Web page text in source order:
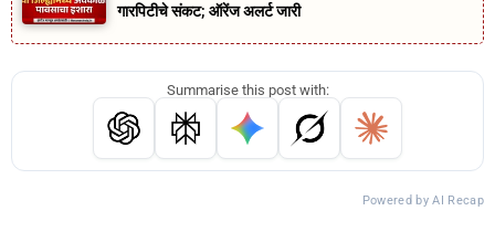
गारपिटीचे संकट; ऑरेंज अलर्ट जारी
Summarise this post with:
Powered by AI Recap